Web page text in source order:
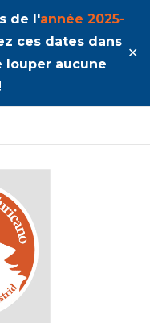
de l'année 2025-
ces dates dans
louper aucune
✕